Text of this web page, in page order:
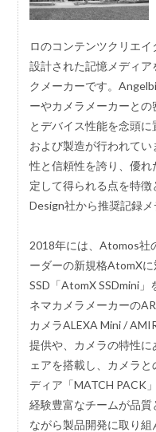
ロのコンテンツクリエ
設計された記憶メディ
クメーカーです。
ーやカメラメーカーと
とデバイス性能を念頭
および製造が行われて
性と信頼性を誇り、優
定して得られる点を特
Design社から推奨記録メ
2018年には、Atomos社
ーダーの新規格AtomXに
SSD「AtomX SSDmini
ネマカメラメーカーの
カメラALEXA Mini /
提供や、カメラの特性
ェアを搭載し、カメラ
ディア「MATCH PACK
経験豊富なチームが品
ながら製品開発に取り組